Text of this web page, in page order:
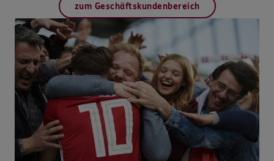
zum Geschäftskundenbereich